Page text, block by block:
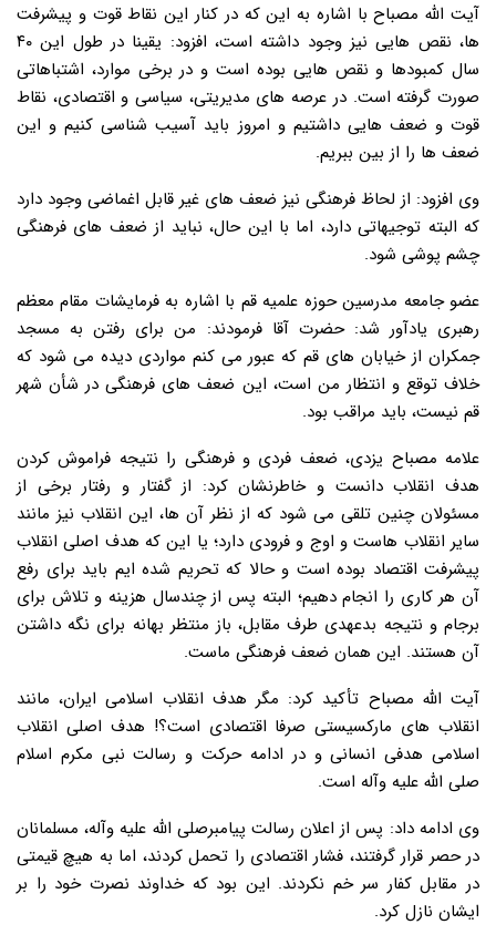
آیت الله مصباح با اشاره به این که در کنار این نقاط قوت و پیشرفت
ها، نقص هایی نیز وجود داشته است، افزود: یقینا در طول این ۴۰
سال کمبودها و نقص هایی بوده است و در برخی موارد، اشتباهاتی
صورت گرفته است. در عرصه های مدیریتی، سیاسی و اقتصادی، نقاط
قوت و ضعف هایی داشتیم و امروز باید آسیب شناسی کنیم و این
ضعف ها را از بین ببریم.
وی افزود: از لحاظ فرهنگی نیز ضعف های غیر قابل اغماضی وجود دارد
که البته توجیهاتی دارد، اما با این حال، نباید از ضعف های فرهنگی
چشم پوشی شود.
عضو جامعه مدرسین حوزه علمیه قم با اشاره به فرمایشات مقام معظم
رهبری یادآور شد: حضرت آقا فرمودند: من برای رفتن به مسجد
جمکران از خیابان های قم که عبور می کنم مواردی دیده می شود که
خلاف توقع و انتظار من است، این ضعف های فرهنگی در شأن شهر
قم نیست، باید مراقب بود.
علامه مصباح یزدی، ضعف فردی و فرهنگی را نتیجه فراموش کردن
هدف انقلاب دانست و خاطرنشان کرد: از گفتار و رفتار برخی از
مسئولان چنین تلقی می شود که از نظر آن ها، این انقلاب نیز مانند
سایر انقلاب هاست و اوج و فرودی دارد؛ یا این که هدف اصلی انقلاب
پیشرفت اقتصاد بوده است و حالا که تحریم شده ایم باید برای رفع
آن هر کاری را انجام دهیم؛ البته پس از چندسال هزینه و تلاش برای
برجام و نتیجه بدعهدی طرف مقابل، باز منتظر بهانه برای نگه داشتن
آن هستند. این همان ضعف فرهنگی ماست.
آیت الله مصباح تأکید کرد: مگر هدف انقلاب اسلامی ایران، مانند
انقلاب های مارکسیستی صرفا اقتصادی است؟! هدف اصلی انقلاب
اسلامی هدفی انسانی و در ادامه حرکت و رسالت نبی مکرم اسلام
صلی الله علیه وآله است.
وی ادامه داد: پس از اعلان رسالت پیامبرصلی الله علیه وآله، مسلمانان
در حصر قرار گرفتند، فشار اقتصادی را تحمل کردند، اما به هیچ قیمتی
در مقابل کفار سر خم نکردند. این بود که خداوند نصرت خود را بر
ایشان نازل کرد.